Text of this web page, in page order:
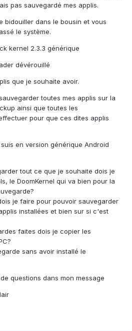
pas sauvegardé mes applis.
bidouiller dans le bousin et vous
le système.
kernel 2.3.3 générique
dévérouillé
que je souhaite avoir.
toutes mes applis sur la
ainsi que toutes les
pour que ces dites applis
en version générique Android
tout ce que je souhaite dois je
le DoomKernel qui va bien pour la
je faire pour pouvoir sauvegarder
installées et bien sur si c'est
faites dois je copier les
sans avoir installé le
questions dans mon message